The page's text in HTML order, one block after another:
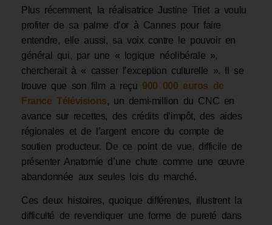
Plus récemment, la réalisatrice Justine Triet a voulu
profiter de sa palme d’or à Cannes pour faire
entendre, elle aussi, sa voix contre le pouvoir en
général qui, par une « logique néolibérale »,
chercherait à « casser l’exception culturelle ». Il se
trouve que son film a reçu 900 000 euros de
France Télévisions, un demi-million du CNC en
avance sur recettes, des crédits d’impôt, des aides
régionales et de l’argent encore du compte de
soutien producteur. De ce point de vue, difficile de
présenter Anatomie d’une chute comme une œuvre
abandonnée aux seules lois du marché.
Ces deux histoires, quoique différentes, illustrent la
difficulté de revendiquer une forme de pureté dans